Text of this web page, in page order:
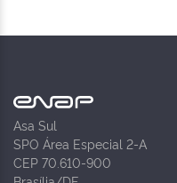
Asa Sul
SPO Área Especial 2-A
CEP 70.610-900